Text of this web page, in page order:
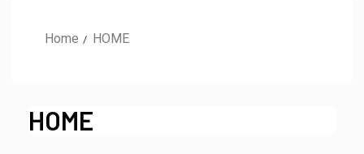
Home HOME
HOME